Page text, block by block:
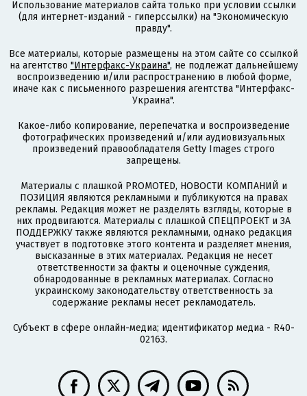
Использование материалов сайта только при условии ссылки
(для интернет-изданий - гиперссылки) на "Экономическую
правду".
Все материалы, которые размещены на этом сайте со ссылкой
на агентство "Интерфакс-Украина", не подлежат дальнейшему
воспроизведению и/или распространению в любой форме,
иначе как с письменного разрешения агентства "Интерфакс-
Украина".
Какое-либо копирование, перепечатка и воспроизведение
фотографических произведений и/или аудиовизуальных
произведений правообладателя Getty Images строго
запрещены.
Материалы с плашкой PROMOTED, НОВОСТИ КОМПАНИЙ и
ПОЗИЦИЯ являются рекламными и публикуются на правах
рекламы. Редакция может не разделять взгляды, которые в
них продвигаются. Материалы с плашкой СПЕЦПРОЕКТ и ЗА
ПОДДЕРЖКУ также являются рекламными, однако редакция
участвует в подготовке этого контента и разделяет мнения,
высказанные в этих материалах. Редакция не несет
ответственности за факты и оценочные суждения,
обнародованные в рекламных материалах. Согласно
украинскому законодательству ответственность за
содержание рекламы несет рекламодатель.
Субъект в сфере онлайн-медиа; идентификатор медиа - R40-
02163.